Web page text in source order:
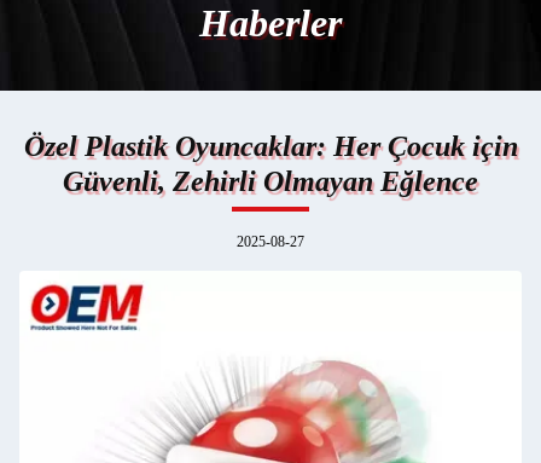
Haberler
Özel Plastik Oyuncaklar: Her Çocuk için
Güvenli, Zehirli Olmayan Eğlence
2025-08-27